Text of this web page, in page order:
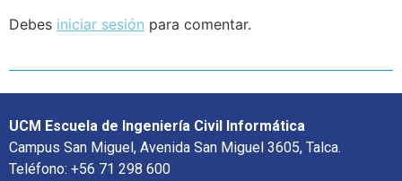
Debes iniciar sesión para comentar.
UCM Escuela de Ingeniería Civil Informática
Campus San Miguel, Avenida San Miguel 3605, Talca.
Teléfono: +56 71 298 600